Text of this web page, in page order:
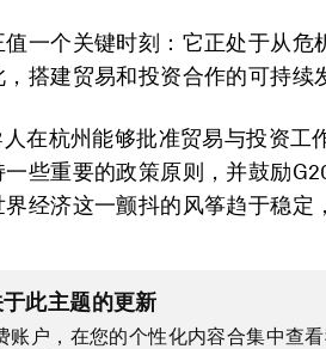
值一个关键时刻：它正处于从危
搭建贸易和投资合作的可持续
在杭州能够批准贸易与投资工
些重要的政策原则，并鼓励
经济这一颤抖的风筝趋于稳定
此主题的更新
账户，在您的个性化内容合集中查